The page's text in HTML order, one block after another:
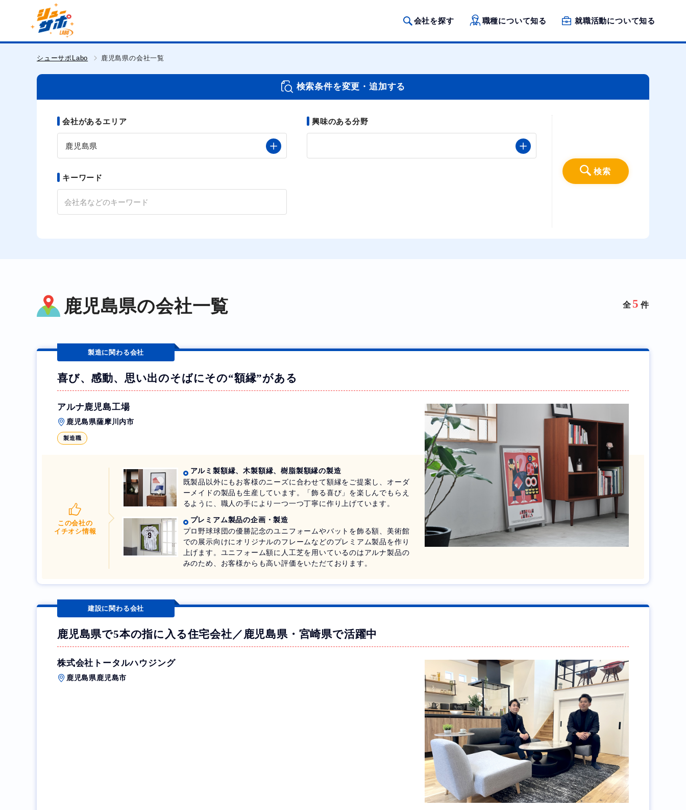
会社を探す 職種について知る 就職活動について知る
シューサポLabo 鹿児島県の会社一覧
検索条件を変更・追加する
会社があるエリア
鹿児島県
興味のある分野
キーワード
検索
鹿児島県の会社一覧 全 5 件
製造に関わる会社
喜び、感動、思い出のそばにその“額縁”がある
アルナ鹿児島工場
鹿児島県薩摩川内市
製造職
この会社の
イチオシ情報
アルミ製額縁、木製額縁、樹脂製額縁の製造
既製品以外にもお客様のニーズに合わせて額縁をご提案し、オーダ
ーメイドの製品も生産しています。「飾る喜び」を楽しんでもらえ
るように、職人の手により一つ一つ丁寧に作り上げています。
プレミアム製品の企画・製造
プロ野球球団の優勝記念のユニフォームやバットを飾る額、美術館
での展示向けにオリジナルのフレームなどのプレミアム製品を作り
上げます。ユニフォーム額に人工芝を用いているのはアルナ製品の
みのため、お客様からも高い評価をいただております。
建設に関わる会社
鹿児島県で5本の指に入る住宅会社／鹿児島県・宮崎県で活躍中
株式会社トータルハウジング
鹿児島県鹿児島市